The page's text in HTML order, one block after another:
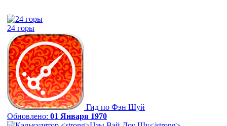
24 горы
Гид по Фэн Шуй
Обновлено: 01 Января 1970